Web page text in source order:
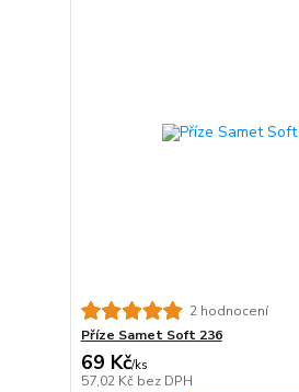
2 hodnocení
Příze Samet Soft 236
69 Kč/ks
57,02 Kč bez DPH